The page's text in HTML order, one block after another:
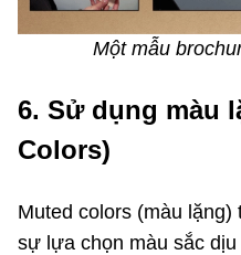
Một mẫu
6. Sử dụng màu
Colors)
Muted colors (màu
sự lựa chọn màu sắc